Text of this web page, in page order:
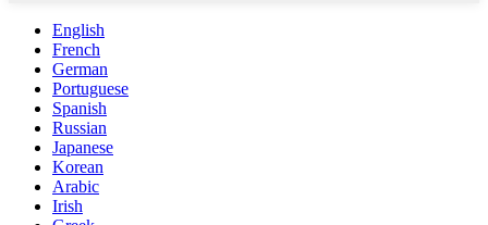
English
French
German
Portuguese
Spanish
Russian
Japanese
Korean
Arabic
Irish